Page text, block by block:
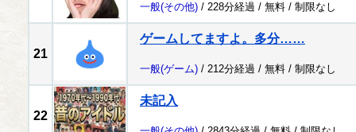
一般(その他) / 228分経過 / 無料 / 制限なし
21
ゲームしてますよ。多分……
一般(ゲーム) / 212分経過 / 無料 / 制限なし
22
未記入